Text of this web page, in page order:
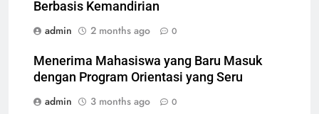
Berbasis Kemandirian
admin
2 months ago 0
Menerima Mahasiswa yang Baru Masuk
dengan Program Orientasi yang Seru
admin
3 months ago 0